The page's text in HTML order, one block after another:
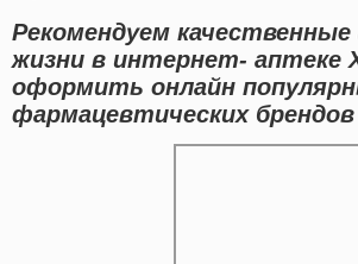
Рекомендуем качественные
жизни в интернет- аптеке
оформить онлайн
фармацевтических